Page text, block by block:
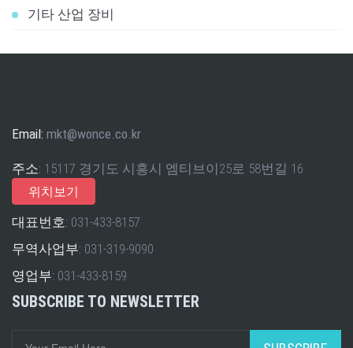
기타 산업 장비
Email: mkt@wonce.co.kr
주소: 15117 경기도 시흥시 엠티브이25로 58번길 16
위치보기
대표번호: 031-433-8157
무역사업부: 031-319-9090
영업부: 031-433-8159
SUBSCRIBE TO NEWSLETTER